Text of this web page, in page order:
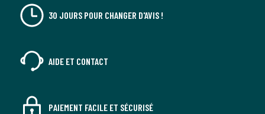
30 JOURS POUR CHANGER D'AVIS !
AIDE ET CONTACT
PAIEMENT FACILE ET SÉCURISÉ